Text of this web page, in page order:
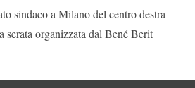
sindaco a Milano del centro destra
serata organizzata dal Bené Berit